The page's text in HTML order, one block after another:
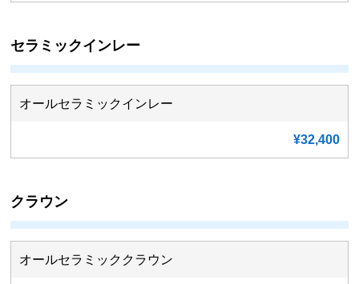
セラミックインレー
オールセラミックインレー
¥32,400
クラウン
オールセラミッククラウン